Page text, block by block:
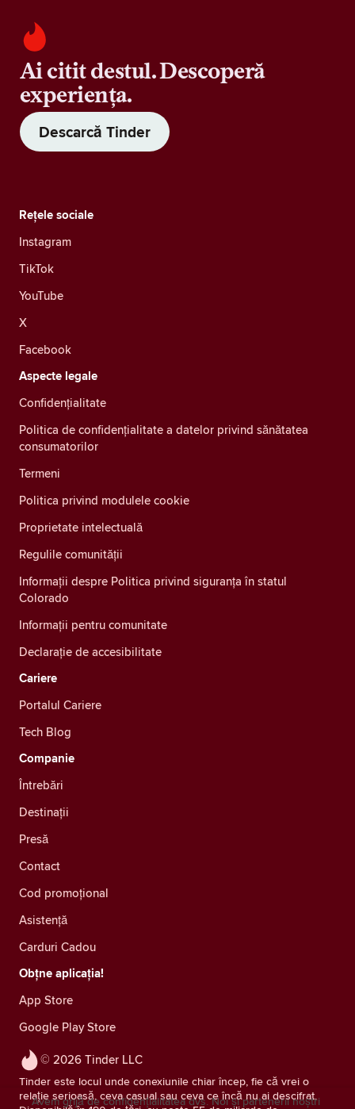
Ai citit destul. Descoperă
experiența.
Descarcă Tinder
© 2026 Tinder LLC
Tinder este locul unde conexiunile chiar încep, fie că vrei o
relație serioasă, ceva casual sau ceva ce încă nu ai descifrat.
Rețele sociale
Instagram
TikTok
YouTube
X
Facebook
Aspecte legale
Confidenţialitate
Politica de confidențialitate a datelor privind sănătatea
consumatorilor
Termeni
Politica privind modulele cookie
Proprietate intelectuală
Regulile comunității
Informații despre Politica privind siguranța în statul
Colorado
Informații pentru comunitate
Declarație de accesibilitate
Cariere
Portalul Cariere
Tech Blog
Companie
Întrebări
Destinații
Presă
Contact
Cod promoțional
Asistență
Carduri Cadou
Obțne aplicația!
App Store
Google Play Store
Avem grijă de confidențialitatea dvs. Noi și partenerii noștri